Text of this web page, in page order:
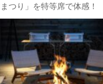
つり」を特等席で体感！